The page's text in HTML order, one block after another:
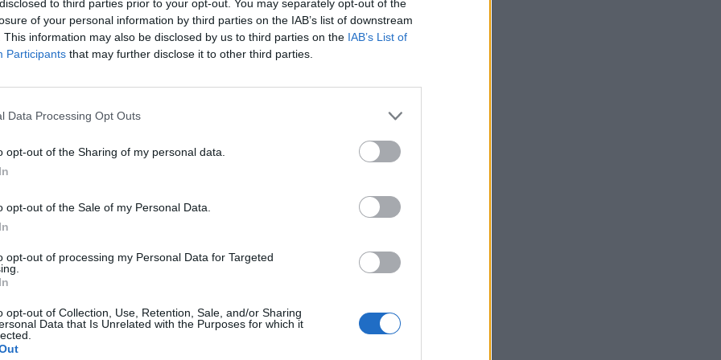
to third parties prior to your opt-out. You may separately opt-out of the
of your personal information by third parties on the IAB’s list of downstream
This information may also be disclosed by us to third parties on the IAB’s List of
Participants that may further disclose it to other third parties.
Data Processing Opt Outs
opt-out of the Sharing of my personal data.
opt-out of the Sale of my Personal Data.
opt-out of processing my Personal Data for Targeted
opt-out of Collection, Use, Retention, Sale, and/or Sharing
Data that Is Unrelated with the Purposes for which it
mensili e due anni di update del sistema operativo, con una gamma
si evolve nel tempo. Tutti i telefoni restano attuali con le più recenti
Con un’installazione pure Android, gli smartphone Nokia non
batteria o rallentano l’operatività, così potrai godere del tuo telefono
app pre-installate per avere più spazio storage, oltre alle più recenti
da Nokia 9 PureView a Nokia 3.2, Nokia garantisce ai
validati da Google per soddisfare standard aziendali obiettivi tra cui
security update e user experience.
lenti per foto perfette